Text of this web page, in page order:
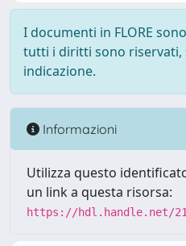
I documenti in FLORE
tutti i diritti sono riservati,
indicazione.
Informazioni
Utilizza questo
un link a questa risorsa:
https://hdl.handle.net/